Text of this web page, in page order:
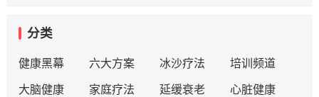
分类
健康黑幕 六大方案 冰沙疗法 培训频道
大脑健康 家庭疗法 延缓衰老 心脏健康